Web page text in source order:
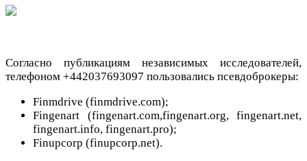
Согласно публикациям независимых исследователей,
телефоном +442037693097 пользовались псевдоброкеры:
Finmdrive (finmdrive.com);
Fingenart (fingenart.com,fingenart.org, fingenart.net,
fingenart.info, fingenart.pro);
Finupcorp (finupcorp.net).